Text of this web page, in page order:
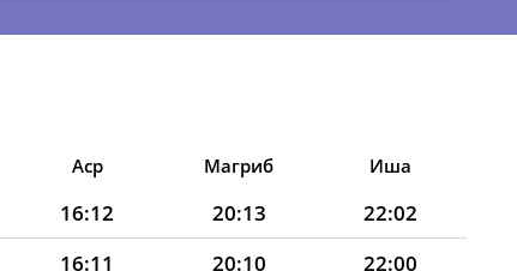
Аср Магриб Иша
16:12 20:13
22:02
16:11 20:10
22:00